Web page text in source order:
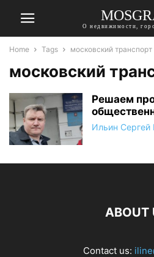
О недвижимости,
Home Tags московский транспорт
московский
Решаем
Ильин Сергей
ABOUT
Contact us: